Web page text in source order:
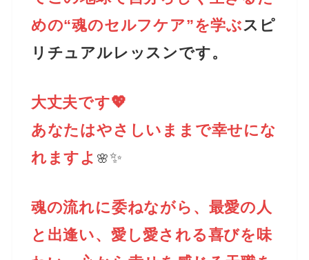
めの“魂のセルフケア”を学ぶスピ
リチュアルレッスンです。
大丈夫です💖
あなたはやさしいままで幸せにな
れますよ 🌸 ✨
魂の流れに委ねながら、最愛の人
と出逢い、愛し愛される喜びを味